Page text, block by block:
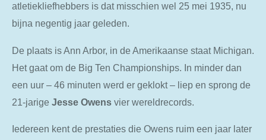
atletiekliefhebbers is dat misschien wel 25 mei 1935, nu
bijna negentig jaar geleden.
De plaats is Ann Arbor, in de Amerikaanse staat Michigan.
Het gaat om de Big Ten Championships. In minder dan
een uur – 46 minuten werd er geklokt – liep en sprong de
21-jarige Jesse Owens vier wereldrecords.
Iedereen kent de prestaties die Owens ruim een jaar later